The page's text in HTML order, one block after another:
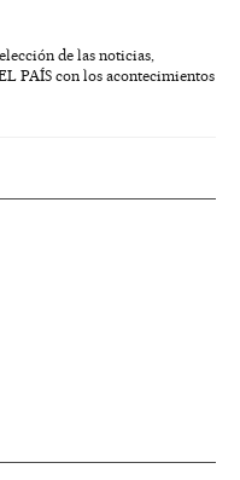
de las noticias,
PAÍS con los acontecimientos